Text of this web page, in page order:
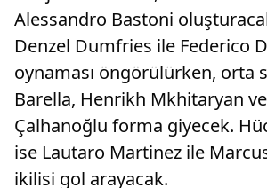
Alessandro Bastoni
Denzel Dumfries ile Federico
oynaması öngörülürken, orta
Barella, Henrikh Mkhitaryan
Çalhanoğlu forma giyecek.
ise Lautaro Martinez ile
ikilisi gol arayacak.